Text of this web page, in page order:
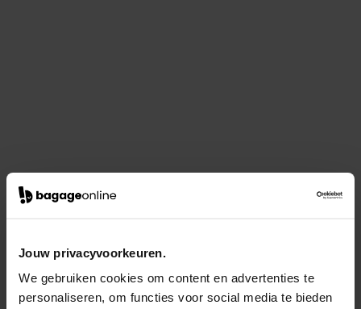
Jouw privacyvoorkeuren.
We gebruiken cookies om content en advertenties te
personaliseren, om functies voor social media te bieden